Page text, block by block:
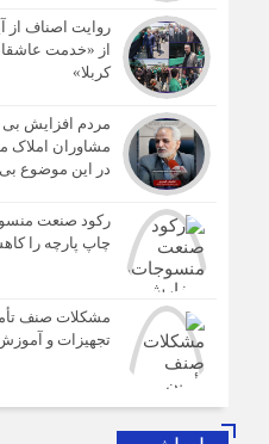
روایت اصناف از
از «خدمت
کربلا»
مردم افزایش بی
مشاوران املاک
در این موضوع
رکود صنعت
چاپ پارچه را
مشکلات صنف
تجهیزات و